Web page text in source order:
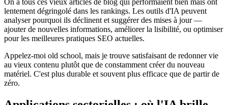
On a tous ces vieux articles de blog qui performaient bien mais ont
lentement dégringolé dans les rankings. Les outils d'IA peuvent
analyser pourquoi ils déclinent et suggérer des mises à jour —
ajouter de nouvelles informations, améliorer la lisibilité, ou optimiser
pour les meilleures pratiques SEO actuelles.
Appelez-moi old school, mais je trouve satisfaisant de redonner vie
au vieux contenu plutôt que de constamment créer du nouveau
matériel. C'est plus durable et souvent plus efficace que de partir de
zéro.